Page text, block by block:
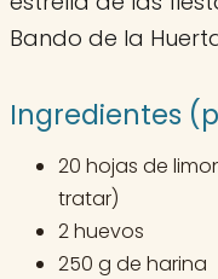
Bando de la
Ingredientes
20 hojas de
tratar)
2 huevos
250 g de harina